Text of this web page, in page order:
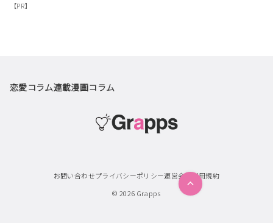
【PR】
恋愛コラム連載漫画コラム
お問い合わせプライバシーポリシー運営会社 利用規約
© 2026 Grapps